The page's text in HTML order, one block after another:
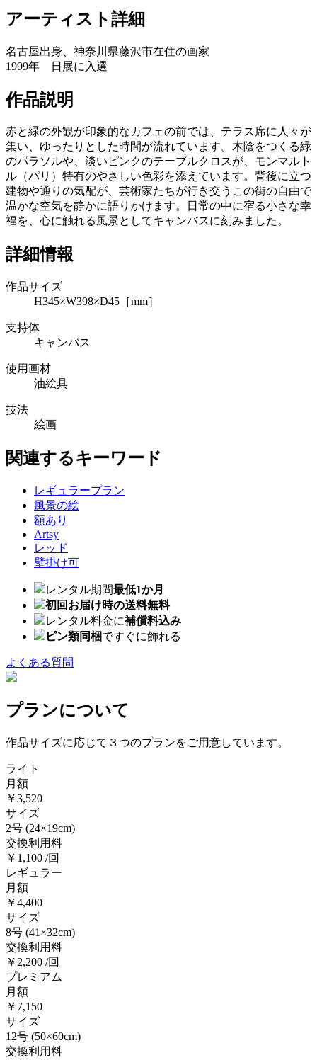
アーティスト詳細
名古屋出身、神奈川県藤沢市在住の画家
1999年 日展に入選
作品説明
赤と緑の外観が印象的なカフェの前では、テラス席に人々が
集い、ゆったりとした時間が流れています。木陰をつくる緑
のパラソルや、淡いピンクのテーブルクロスが、モンマルト
ル（パリ）特有のやさしい色彩を添えています。背後に立つ
建物や通りの気配が、芸術家たちが行き交うこの街の自由で
温かな空気を静かに語りかけます。日常の中に宿る小さな幸
福を、心に触れる風景としてキャンバスに刻みました。
詳細情報
作品サイズ
H345×W398×D45［mm］
支持体
キャンバス
使用画材
油絵具
技法
絵画
関連するキーワード
レギュラープラン
風景の絵
額あり
Artsy
レッド
壁掛け可
レンタル期間最低1か月
初回お届け時の送料無料
レンタル料金に補償料込み
ピン類同梱ですぐに飾れる
よくある質問
プランについて
作品サイズに応じて３つのプランをご用意しています。
ライト
月額
￥3,520
サイズ
2号 (24×19cm)
交換利用料
￥1,100 /回
レギュラー
月額
￥4,400
サイズ
8号 (41×32cm)
交換利用料
￥2,200 /回
プレミアム
月額
￥7,150
サイズ
12号 (50×60cm)
交換利用料